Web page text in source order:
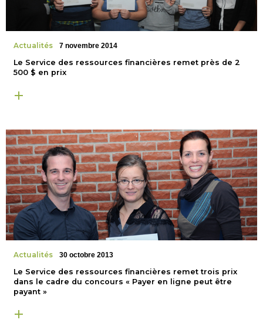
Actualités 7 novembre 2014
Le Service des ressources financières remet près de 2
500 $ en prix
Actualités 30 octobre 2013
Le Service des ressources financières remet trois prix
dans le cadre du concours « Payer en ligne peut être
payant »